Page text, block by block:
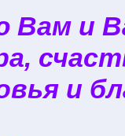
Вам и
и